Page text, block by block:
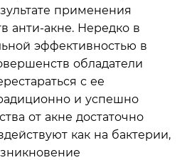
применения
анти-акне. Нередко в
эффективностью в
обладатели
с ее
и успешно
от акне достаточно
как на бактерии,